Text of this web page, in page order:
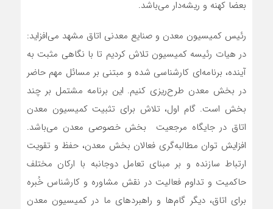
بعضا کهنه و ریشه‌دار می‌باشد.
رئیس کمیسیون معدن و صنایع معدنی اتاق مشهد می‌افزاید:
در هیات رئیسه کمیسیون تلاش کردیم تا با نگاهی مثبت به
آینده، برنامه‌ای کارشناسی شده و مبتنی بر مسائل مهم حاضر
در بخش معدن طرح‌ریزی کنیم. این برنامه مشتمل بر چند
بخش است. گام اول، تلاش برای تثبیت کمیسیون معدن
اتاق در جایگاه مرجعیت بخش خصوصی معدن می‌باشد.
افزایش توان مطالبه‌گری فعالان بخش معدن، حفظ و تقویت
ارتباط سازنده و بر مبنای تعامل دوجانبه با ارکان مختلف
حاکمیت و تداوم فعالیت در نقش مشاوره و کارشناس خُبره
برای اتاق، دیگر گام‌ها و راهبردهای ما در کمیسیون معدن